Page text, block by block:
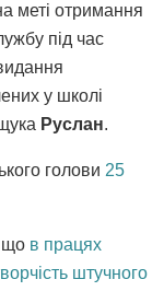
меті отримання
під час
у школі
Руслан.
голови 25
що в працях
штучного